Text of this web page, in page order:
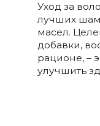
Уход за
лучших
масел.
добавки,
рационе, –
улучшить